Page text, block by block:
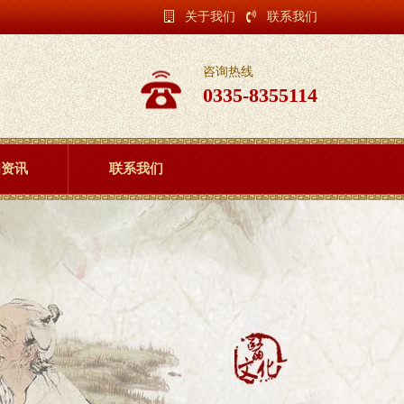
关于我们 联系我们
咨询热线
0335-8355114
讯 联系我们